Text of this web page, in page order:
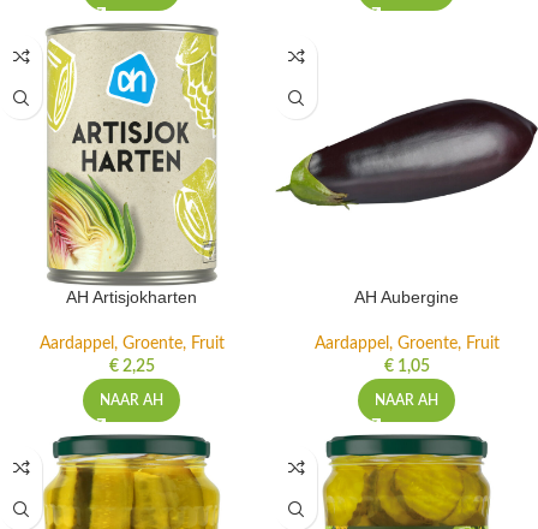
AH Artisjokharten
Aardappel, Groente, Fruit
€2,25
NAAR AH
AH Aubergine
Aardappel, Groente, Fruit
€1,05
NAAR AH